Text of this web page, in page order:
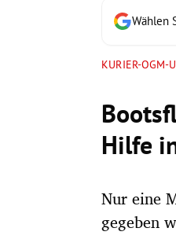
Wählen
KURIER-OGM-
Hilfe
Nur eine
gegeben